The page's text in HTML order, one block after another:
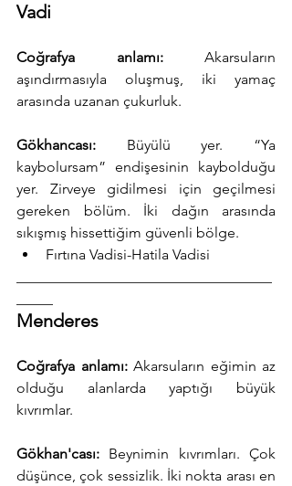
Vadi
Coğrafya anlamı: Akarsuların
aşındırmasıyla oluşmuş, iki yamaç
arasında uzanan çukurluk.
Gökhancası: Büyülü yer. “Ya
kaybolursam” endişesinin kaybolduğu
yer. Zirveye gidilmesi için geçilmesi
gereken bölüm. İki dağın arasında
sıkışmış hissettiğim güvenli bölge.
Fırtına Vadisi-Hatila Vadisi
Menderes
Coğrafya anlamı: Akarsuların eğimin az
olduğu alanlarda yaptığı büyük
kıvrımlar.
Gökhan'cası: Beynimin kıvrımları. Çok
düşünce, çok sessizlik. İki nokta arası en